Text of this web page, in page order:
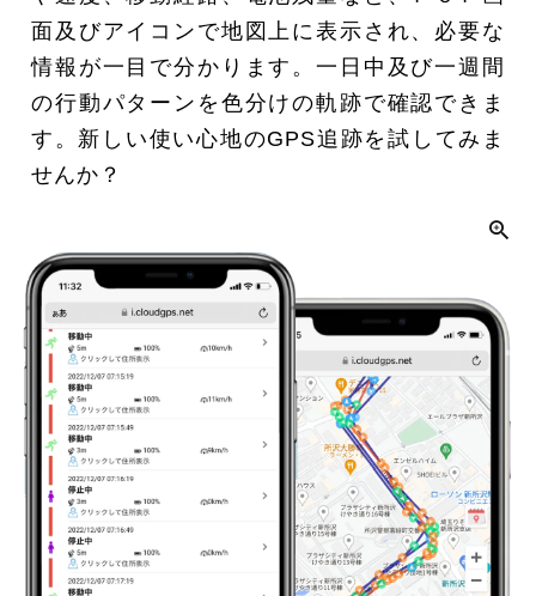
面及びアイコンで地図上に表示され、必要な
情報が一目で分かります。一日中及び一週間
の行動パターンを色分けの軌跡で確認できま
す。新しい使い心地のGPS追跡を試してみま
せんか？